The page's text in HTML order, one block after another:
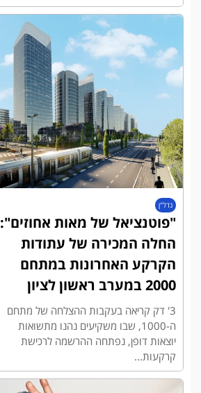
נדל"ן
"פוטנציאל של מאות אחוזים":
החלה המכירה של עתודות
הקרקע האחרונות במתחם
2000 במערב ראשון לציון
3' דק קריאה בעקבות ההצלחה של מתחם
ה-1000, שבו משקיעים נהנו מתשואות
יוצאות דופן, נפתחה ההרשמה לרכישת
קרקעות...